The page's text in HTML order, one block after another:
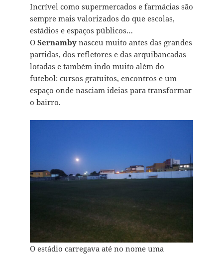
Incrível como supermercados e farmácias são
sempre mais valorizados do que escolas,
estádios e espaços públicos…
O Sernambynasceu muito antes das grandes
partidas, dos refletores e das arquibancadas
lotadas e também indo muito além do
futebol: cursos gratuitos, encontros e um
espaço onde nasciam ideias para transformar
o bairro.
O estádio carregava até no nome uma